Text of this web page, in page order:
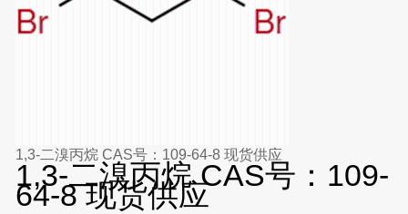
1,3-二溴丙烷 CAS号：109-64-8 现货供应
1,3-二溴丙烷 CAS号：109-
64-8 现货供应